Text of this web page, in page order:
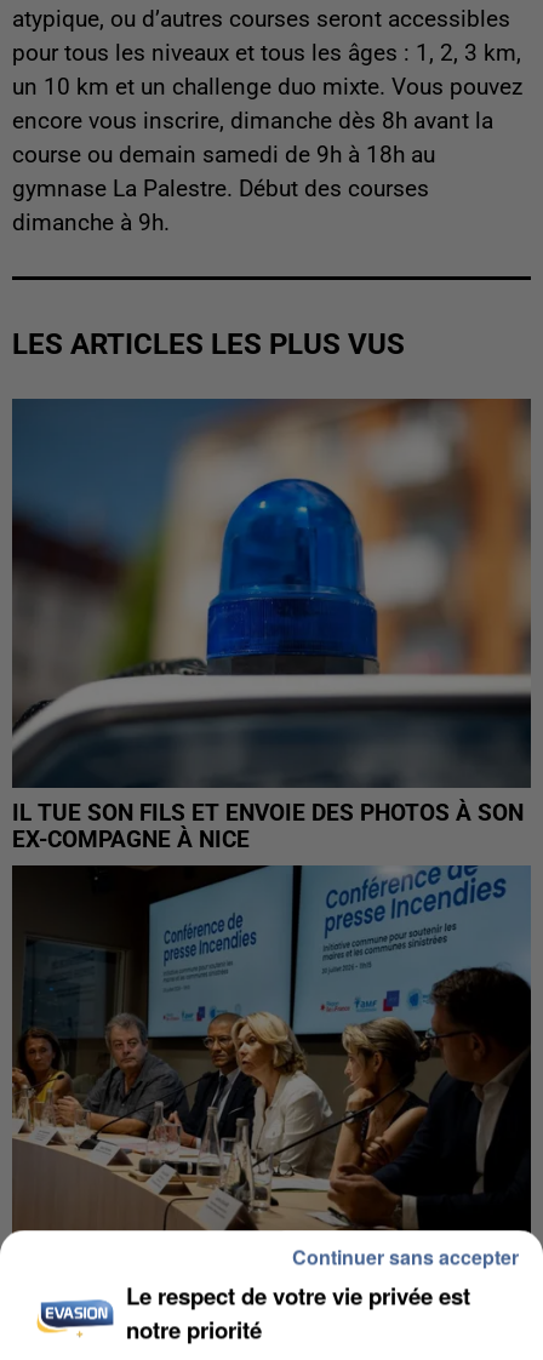
atypique, ou d’autres courses seront accessibles
pour tous les niveaux et tous les âges : 1, 2, 3 km,
un 10 km et un challenge duo mixte. Vous pouvez
encore vous inscrire, dimanche dès 8h avant la
course ou demain samedi de 9h à 18h au
gymnase La Palestre. Début des courses
dimanche à 9h.
LES ARTICLES LES PLUS VUS
IL TUE SON FILS ET ENVOIE DES PHOTOS À SON
EX-COMPAGNE À NICE
INCENDIES : L’ÎLE-DE-FRANCE LANCE UN ÉLAN
DE SOLIDARITÉ AVEC LES...
Le respect de votre vie privée est
notre priorité
Continuer sans accepter